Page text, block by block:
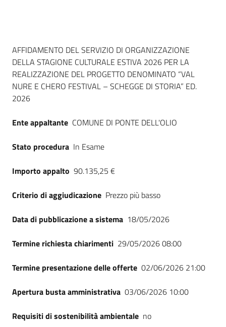
Dati del bando
AFFIDAMENTO DEL SERVIZIO DI ORGANIZZAZIONE
DELLA STAGIONE CULTURALE ESTIVA 2026 PER LA
REALIZZAZIONE DEL PROGETTO DENOMINATO “VAL
NURE E CHERO FESTIVAL – SCHEGGE DI STORIA” ED.
2026
Ente appaltante COMUNE DI PONTE DELL'OLIO
Stato procedura In Esame
Importo appalto 90.135,25 €
Criterio di aggiudicazione Prezzo più basso
Data di pubblicazione a sistema 18/05/2026
Termine richiesta chiarimenti 29/05/2026 08:00
Termine presentazione delle offerte 02/06/2026 21:00
Apertura busta amministrativa 03/06/2026 10:00
Requisiti di sostenibilità ambientale no